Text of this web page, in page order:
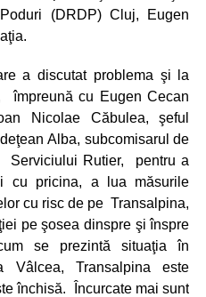
(DRDP) Cluj, Eugen
a discutat problema şi la
împreună cu Eugen Cecan
Nicolae Căbulea, şeful
Alba, subcomisarul de
Serviciului Rutier, pentru a
cu pricina, a lua măsurile
cu risc de pe Transalpina,
pe şosea dinspre şi înspre
se prezintă situaţia în
Transalpina este
închisă. Încurcate mai sunt